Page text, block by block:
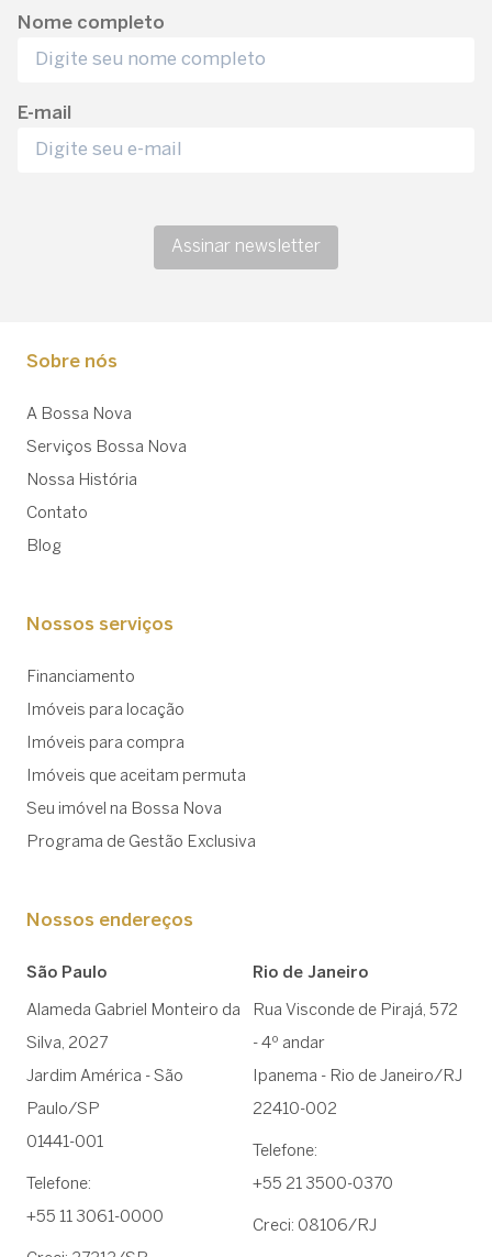
Nome completo
E-mail
Assinar newsletter
Sobre nós
A Bossa Nova
Serviços Bossa Nova
Nossa História
Contato
Blog
Nossos serviços
Financiamento
Imóveis para locação
Imóveis para compra
Imóveis que aceitam permuta
Seu imóvel na Bossa Nova
Programa de Gestão Exclusiva
Nossos endereços
São Paulo
Alameda Gabriel Monteiro da
Silva, 2027
Jardim América - São
Paulo/SP
01441-001
Telefone:
+55 11 3061-0000
Rio de Janeiro
Rua Visconde de Pirajá, 572
- 4º andar
Ipanema - Rio de Janeiro/RJ
22410-002
Telefone:
+55 21 3500-0370
Creci: 08106/RJ